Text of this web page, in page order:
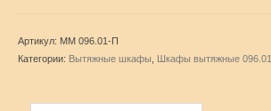
096.01-
П
Артикул: ММ 096.01-П
Категории: Вытяжные шкафы Шкафы вытяжные 096.01